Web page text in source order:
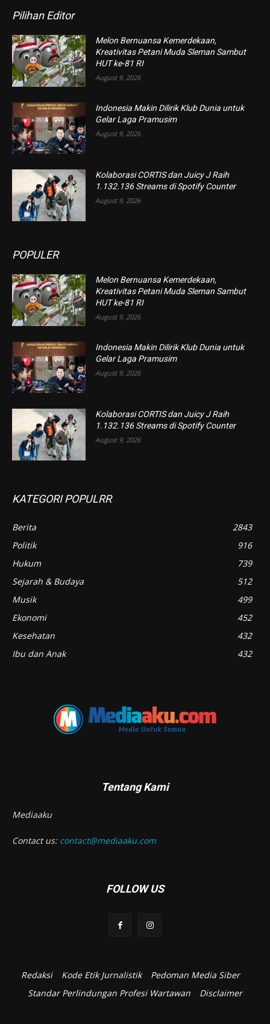
Pilihan Editor
Melon Bernuansa Kemerdekaan,
Kreativitas Petani Muda Sleman Sambut
HUT ke-81 RI
August 9, 2026
Indonesia Makin Dilirik Klub Dunia untuk
Gelar Laga Pramusim
August 9, 2026
Kolaborasi CORTIS dan Juicy J Raih
1.132.136 Streams di Spotify Counter
August 9, 2026
POPULER
Melon Bernuansa Kemerdekaan,
Kreativitas Petani Muda Sleman Sambut
HUT ke-81 RI
August 9, 2026
Indonesia Makin Dilirik Klub Dunia untuk
Gelar Laga Pramusim
August 9, 2026
Kolaborasi CORTIS dan Juicy J Raih
1.132.136 Streams di Spotify Counter
August 9, 2026
KATEGORI POPULRR
Berita
2843
Politik
916
Hukum
739
Sejarah & Budaya
512
Musik
499
Ekonomi
452
Kesehatan
432
Ibu dan Anak
432
Tentang Kami
Mediaaku
Contact us: contact@mediaaku.com
FOLLOW US
Redaksi Kode Etik Jurnalistik
Pedoman Media Siber
Standar Perlindungan Profesi Wartawan
Disclaimer